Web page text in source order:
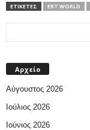
ΕΤΙΚΕΤΕΣ ERT WORLD
Αρχείο
Αύγουστος 2026
Ιούλιος 2026
Ιούνιος 2026